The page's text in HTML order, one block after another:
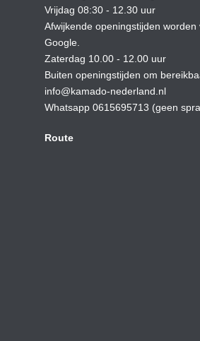
Vrijdag 08:30 - 12.30 uur
Afwijkende openingstijden worden
Google.
Zaterdag 10.00 - 12.00 uur
Buiten openingstijden om
info@kamado-nederland.nl
Whatsapp 0615695713 (geen
Route